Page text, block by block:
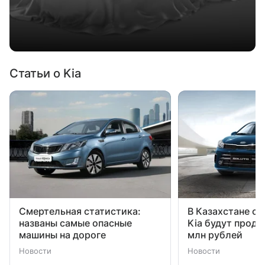
Статьи о Kia
Смертельная статистика:
названы самые опасные
машины на дороге
Новости
В Казахстане
Kia будут
млн рублей
Новости